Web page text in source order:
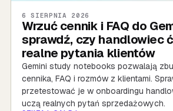
Wrzuć cennik i FAQ do
sprawdź, czy handlowiec
realne pytania klientów
6 SIERPNIA 2026
Gemini study notebooks pozwalają
cennika, FAQ i rozmów z klientami.
przetestować je w onboardingu
uczą realnych pytań sprzedażowych.